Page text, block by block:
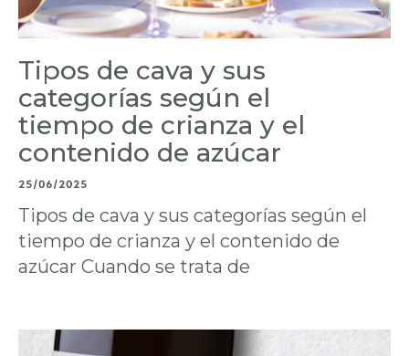
Tipos de cava y sus
categorías según el
tiempo de crianza y el
contenido de azúcar
25/06/2025
Tipos de cava y sus categorías según el
tiempo de crianza y el contenido de
azúcar Cuando se trata de